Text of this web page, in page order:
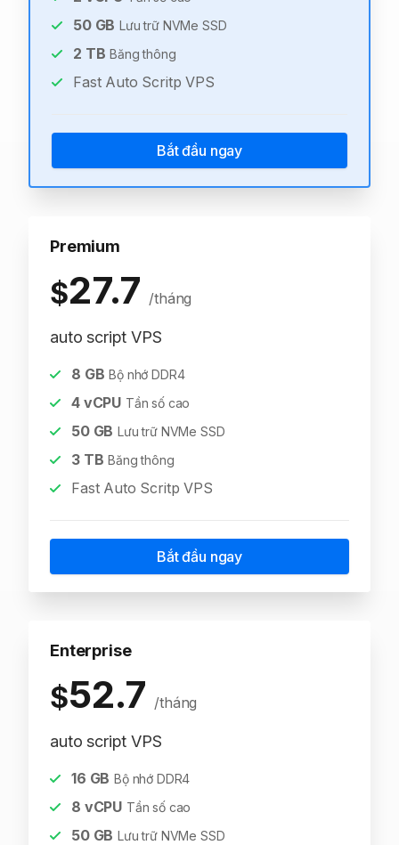
50GB Lưu trữ NVMe SSD
2 TB Băng thông
Fast Auto Scritp VPS
Bắt đầu ngay
Premium
$27.7 /tháng
auto script VPS
8 GB Bộ nhớ DDR4
4vCPU Tần số cao
50GB Lưu trữ NVMe SSD
3TB Băng thông
Fast Auto Scritp VPS
Bắt đầu ngay
Enterprise
$52.7 /tháng
auto script VPS
16 GB Bộ nhớ DDR4
8 vCPU Tần số cao
50GB Lưu trữ NVMe SSD